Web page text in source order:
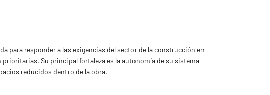
para responder a las exigencias del sector de la construcción en
Su principal fortaleza es la autonomía de su sistema
reducidos dentro de la obra.